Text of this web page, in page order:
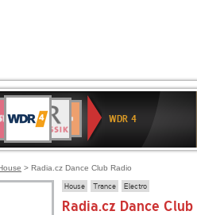
Deutschlandfunk
4
KLASSIK
Deutschlandfunk
Kultur
Kultur
2
WDR 4
> Radia.cz Dance Club Radio
House Trance Electro
Radia.cz Dance